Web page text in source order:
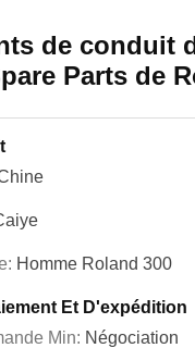
de conduit
Parts de
Homme Roland 300
Et D'expédition
Min: Négociation